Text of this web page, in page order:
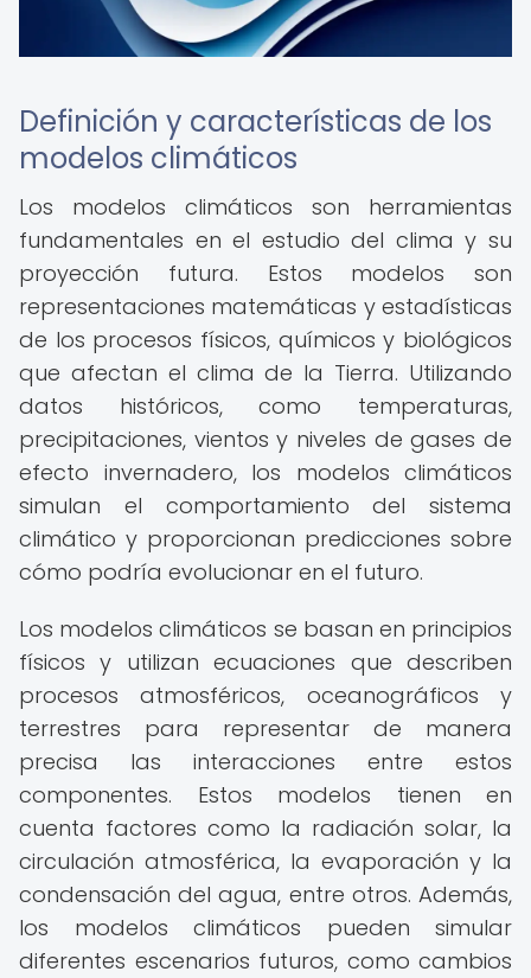
Definición y características de los
modelos climáticos
Los modelos climáticos son herramientas
fundamentales en el estudio del clima y su
proyección futura. Estos modelos son
representaciones matemáticas y estadísticas
de los procesos físicos, químicos y biológicos
que afectan el clima de la Tierra. Utilizando
datos históricos, como temperaturas,
precipitaciones, vientos y niveles de gases de
efecto invernadero, los modelos climáticos
simulan el comportamiento del sistema
climático y proporcionan predicciones sobre
cómo podría evolucionar en el futuro.
Los modelos climáticos se basan en principios
físicos y utilizan ecuaciones que describen
procesos atmosféricos, oceanográficos y
terrestres para representar de manera
precisa las interacciones entre estos
componentes. Estos modelos tienen en
cuenta factores como la radiación solar, la
circulación atmosférica, la evaporación y la
condensación del agua, entre otros. Además,
los modelos climáticos pueden simular
diferentes escenarios futuros, como cambios